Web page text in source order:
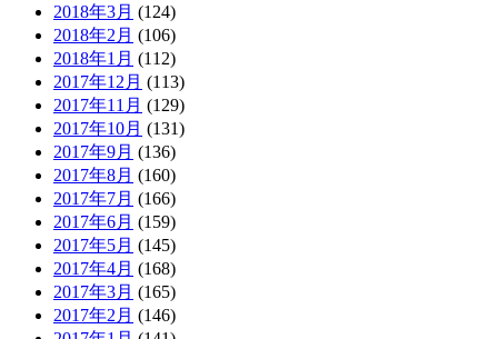
2018年3月 (124)
2018年2月 (106)
2018年1月 (112)
2017年12月 (113)
2017年11月 (129)
2017年10月 (131)
2017年9月 (136)
2017年8月 (160)
2017年7月 (166)
2017年6月 (159)
2017年5月 (145)
2017年4月 (168)
2017年3月 (165)
2017年2月 (146)